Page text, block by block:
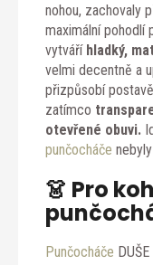
nohou, zachovaly
maximální pohodlí
vytváříhladký,
velmi decentně a
přizpůsobí
zatímco
otevřené obuvi.
punčocháče
👗 Pro
Punčocháče